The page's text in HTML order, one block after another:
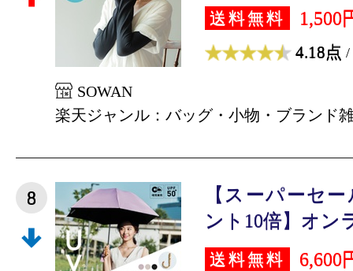
送料無料 1,500
4.18点 /
SOWAN
楽天ジャンル：バッグ・小物・ブランド
8
【スーパーセ
ント10倍】オン
送料無料 6,600